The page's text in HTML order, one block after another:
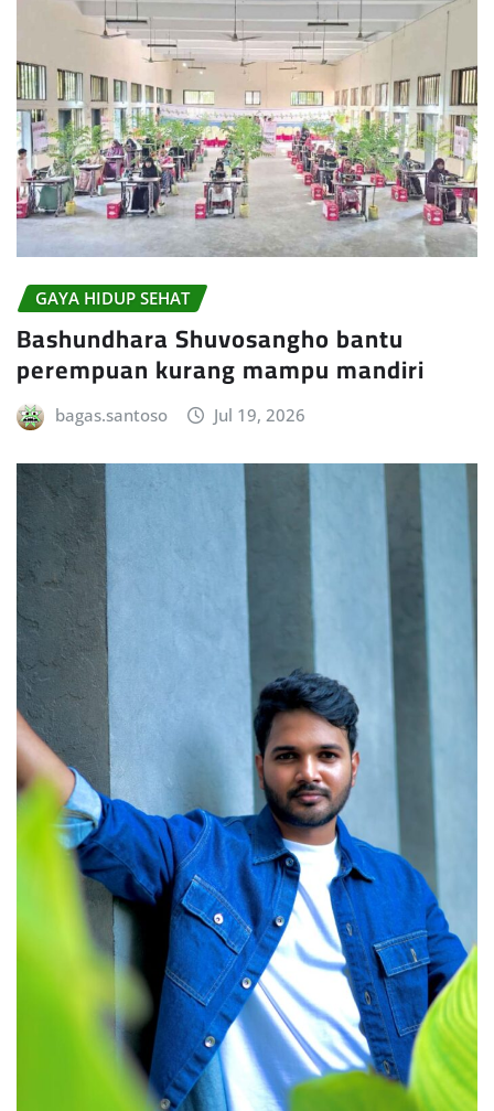
GAYA HIDUP SEHAT
Bashundhara Shuvosangho bantu
perempuan kurang mampu mandiri
bagas.santoso Jul 19, 2026